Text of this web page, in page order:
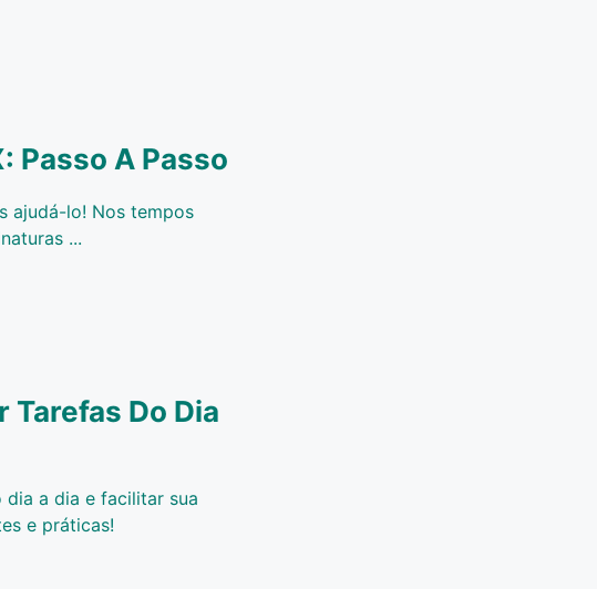
Passo A Passo
ajudá-lo! Nos tempos
...
Tarefas Do Dia
a dia e facilitar sua
e práticas!